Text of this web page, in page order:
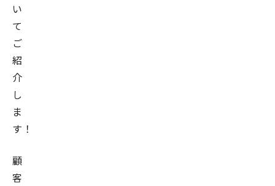
い
て
ご
紹
介
し
ま
す！
顧
客